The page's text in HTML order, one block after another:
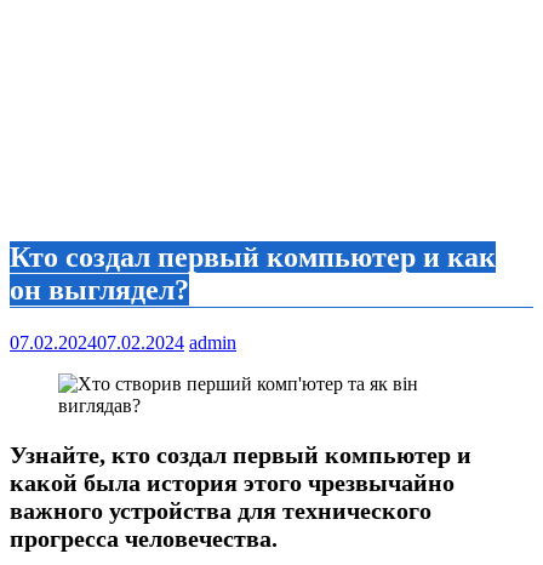
Кто создал первый компьютер и как
он выглядел?
07.02.202407.02.2024 admin
Узнайте, кто создал первый компьютер и
какой была история этого чрезвычайно
важного устройства для технического
прогресса человечества.